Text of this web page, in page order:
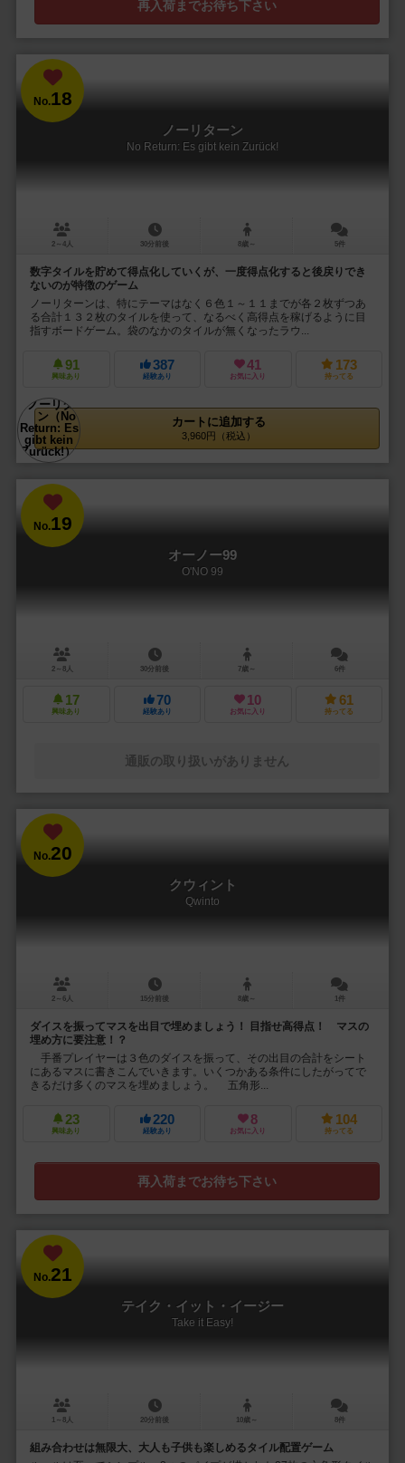
再入荷までお待ち下さい
No.18
ノーリターン
No Return: Es gibt kein Zurück!
2～4人 30分前後 8歳～ 5件
数字タイルを貯めて得点化していくが、一度得点化すると後戻りでき
ないのが特徴のゲーム
ノーリターンは、特にテーマはなく６色１～１１までが各２枚ずつあ
る合計１３２枚のタイルを使って、なるべく高得点を稼げるように目
指すボードゲーム。袋のなかのタイルが無くなったラウ...
91
興味あり
387
経験あり
41
お気に入り
173
持ってる
カートに追加する
3,960円（税込）
No.19
オーノー99
O'NO 99
2～8人 30分前後 7歳～ 6件
17
興味あり
70
経験あり
10
お気に入り
61
持ってる
通販の取り扱いがありません
No.20
クウィント
Qwinto
2～6人 15分前後 8歳～ 1件
ダイスを振ってマスを出目で埋めましょう！ 目指せ高得点！ マスの
埋め方に要注意！？
手番プレイヤーは３色のダイスを振って、その出目の合計をシート
にあるマスに書きこんでいきます。いくつかある条件にしたがってで
きるだけ多くのマスを埋めましょう。 五角形...
23
興味あり
220
経験あり
8
お気に入り
104
持ってる
再入荷までお待ち下さい
No.21
テイク・イット・イージー
Take it Easy!
1～8人 20分前後 10歳～ 8件
組み合わせは無限大、大人も子供も楽しめるタイル配置ゲーム